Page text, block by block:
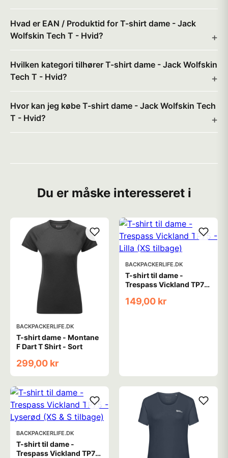
Hvad er EAN / Produktid for T-shirt dame - Jack
Wolfskin Tech T - Hvid?
Hvilken kategori tilhører T-shirt dame - Jack Wolfskin
Tech T - Hvid?
Hvor kan jeg købe T-shirt dame - Jack Wolfskin Tech
T - Hvid?
Du er måske interesseret i
BACKPACKERLIFE.DK
T-shirt dame - Montane
F Dart T Shirt - Sort
299,00 kr
BACKPACKERLIFE.DK
T-shirt til dame -
Trespass Vickland TP75
149,00 kr
BACKPACKERLIFE.DK
T-shirt til dame -
Trespass Vickland TP75